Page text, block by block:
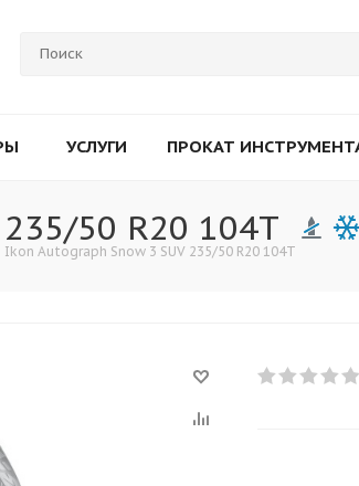
УСЛУГИ ПРОКАТ
50 R20 104T
Ikon Autograph Snow 3 SUV 235/50 R20 104T